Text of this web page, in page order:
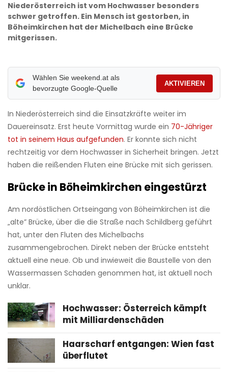
Niederösterreich ist vom Hochwasser besonders
schwer getroffen. Ein Mensch ist gestorben, in
Böheimkirchen hat der Michelbach eine Brücke
mitgerissen.
Wählen Sie weekend.at als
bevorzugte Google-Quelle
AKTIVIEREN
In Niederösterreich sind die Einsatzkräfte weiter im
Dauereinsatz. Erst heute Vormittag wurde ein 70-Jähriger
tot in seinem Haus aufgefunden. Er konnte sich nicht
rechtzeitig vor dem Hochwasser in Sicherheit bringen. Jetzt
haben die reißenden Fluten eine Brücke mit sich gerissen.
Brücke in Böheimkirchen eingestürzt
Am nordöstlichen Ortseingang von Böheimkirchen ist die
„alte” Brücke, über die die Straße nach Schildberg geführt
hat, unter den Fluten des Michelbachs
zusammengebrochen. Direkt neben der Brücke entsteht
aktuell eine neue. Ob und inwieweit die Baustelle von den
Wassermassen Schaden genommen hat, ist aktuell noch
unklar.
Hochwasser: Österreich kämpft
mit Milliardenschäden
Haarscharf entgangen: Wien fast
überflutet